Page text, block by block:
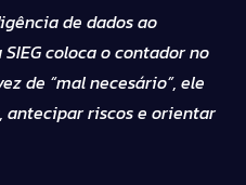
de dados ao
coloca o contador no
de “mal necesário”, ele
antecipar riscos e orientar